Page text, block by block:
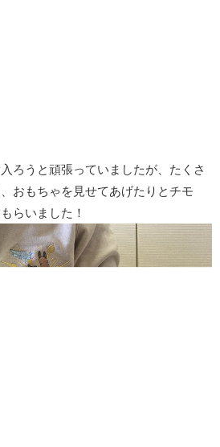
ろうと頑張っていましたが、たくさ
おもちゃを見せてあげたりとチモ
らいました！